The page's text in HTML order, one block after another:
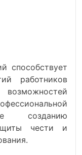
способствует
работников
созданию
чести и